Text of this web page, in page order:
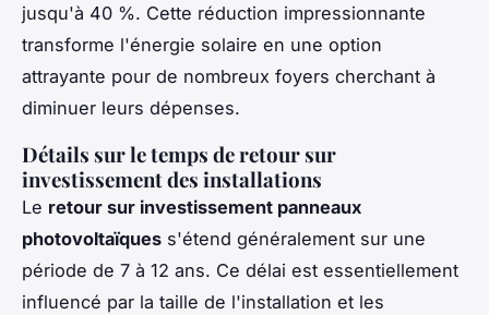
jusqu'à 40 %. Cette réduction impressionnante
transforme l'énergie solaire en une option
attrayante pour de nombreux foyers cherchant à
diminuer leurs dépenses.
Détails sur le temps de retour sur
investissement des installations
Le retour sur investissement panneaux
photovoltaïques s'étend généralement sur une
période de 7 à 12 ans. Ce délai est essentiellement
influencé par la taille de l'installation et les